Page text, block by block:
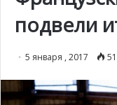
подвели
5 января , 2017 51